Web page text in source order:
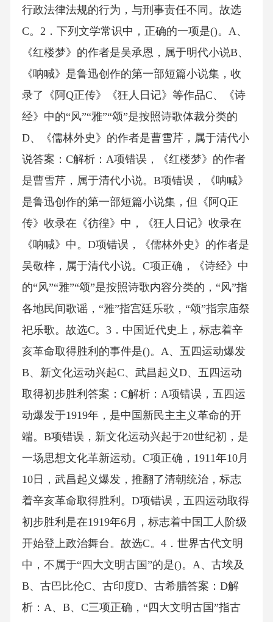
行政法律法规的行为，与刑事责任不同。故选
C。2．下列文学常识中，正确的一项是()。A、
《红楼梦》的作者是吴承恩，属于明代小说B、
《呐喊》是鲁迅创作的第一部短篇小说集，收
录了《阿Q正传》《狂人日记》等作品C、《诗
经》中的“风”“雅”“颂”是按照诗歌体裁分类的
D、《儒林外史》的作者是曹雪芹，属于清代小
说答案：C解析：A项错误，《红楼梦》的作者
是曹雪芹，属于清代小说。B项错误，《呐喊》
是鲁迅创作的第一部短篇小说集，但《阿Q正
传》收录在《彷徨》中，《狂人日记》收录在
《呐喊》中。D项错误，《儒林外史》的作者是
吴敬梓，属于清代小说。C项正确，《诗经》中
的“风”“雅”“颂”是按照诗歌内容分类的，“风”指
各地民间歌谣，“雅”指宫廷乐歌，“颂”指宗庙祭
祀乐歌。故选C。3．中国近代史上，标志着辛
亥革命取得胜利的事件是()。A、五四运动爆发
B、新文化运动兴起C、武昌起义D、五四运动
取得初步胜利答案：C解析：A项错误，五四运
动爆发于1919年，是中国新民主主义革命的开
端。B项错误，新文化运动兴起于20世纪初，是
一场思想文化革新运动。C项正确，1911年10月
10日，武昌起义爆发，推翻了清朝统治，标志
着辛亥革命取得胜利。D项错误，五四运动取得
初步胜利是在1919年6月，标志着中国工人阶级
开始登上政治舞台。故选C。4．世界古代文明
中，不属于“四大文明古国”的是()。A、古埃及
B、古巴比伦C、古印度D、古希腊答案：D解
析：A、B、C三项正确，“四大文明古国”指古